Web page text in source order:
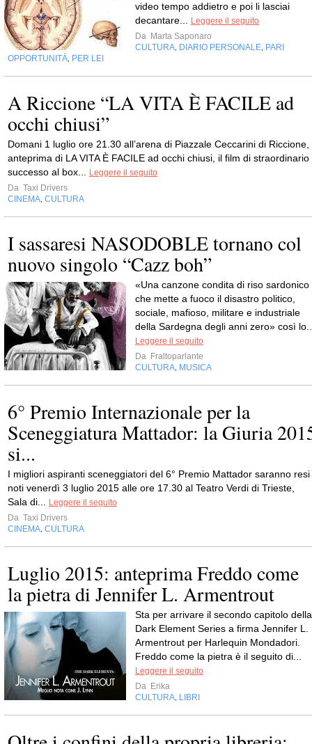
video tempo addietro e poi li lasciai
decantare... Leggere il seguito
Da Marta Saponaro
CULTURA, DIARIO PERSONALE, PARI
OPPORTUNITÀ, PER LEI
A Riccione “LA VITA È FACILE ad
occhi chiusi”
Domani 1 luglio ore 21.30 all’arena di Piazzale Ceccarini di Riccione,
anteprima di LA VITA È FACILE ad occhi chiusi, il film di straordinario
successo al box... Leggere il seguito
Da Taxi Drivers
CINEMA, CULTURA
I sassaresi NASODOBLE tornano col
nuovo singolo “Cazz boh”
«Una canzone condita di riso sardonico
che mette a fuoco il disastro politico,
sociale, mafioso, militare e industriale
della Sardegna degli anni zero» così
Leggere il seguito
Da Fraltoparlante
CULTURA, MUSICA
6° Premio Internazionale per la
Sceneggiatura Mattador: la Giuria
si...
I migliori aspiranti sceneggiatori del 6° Premio Mattador saranno resi
noti venerdì 3 luglio 2015 alle ore 17.30 al Teatro Verdi di Trieste,
Sala di... Leggere il seguito
Da Taxi Drivers
CINEMA, CULTURA
Luglio 2015: anteprima Freddo come
la pietra di Jennifer L. Armentrout
Sta per arrivare il secondo capitolo della
Dark Element Series a firma Jennifer L.
Armentrout per Harlequin Mondadori.
Freddo come la pietra è il seguito di...
Leggere il seguito
Da Erika
CULTURA, LIBRI